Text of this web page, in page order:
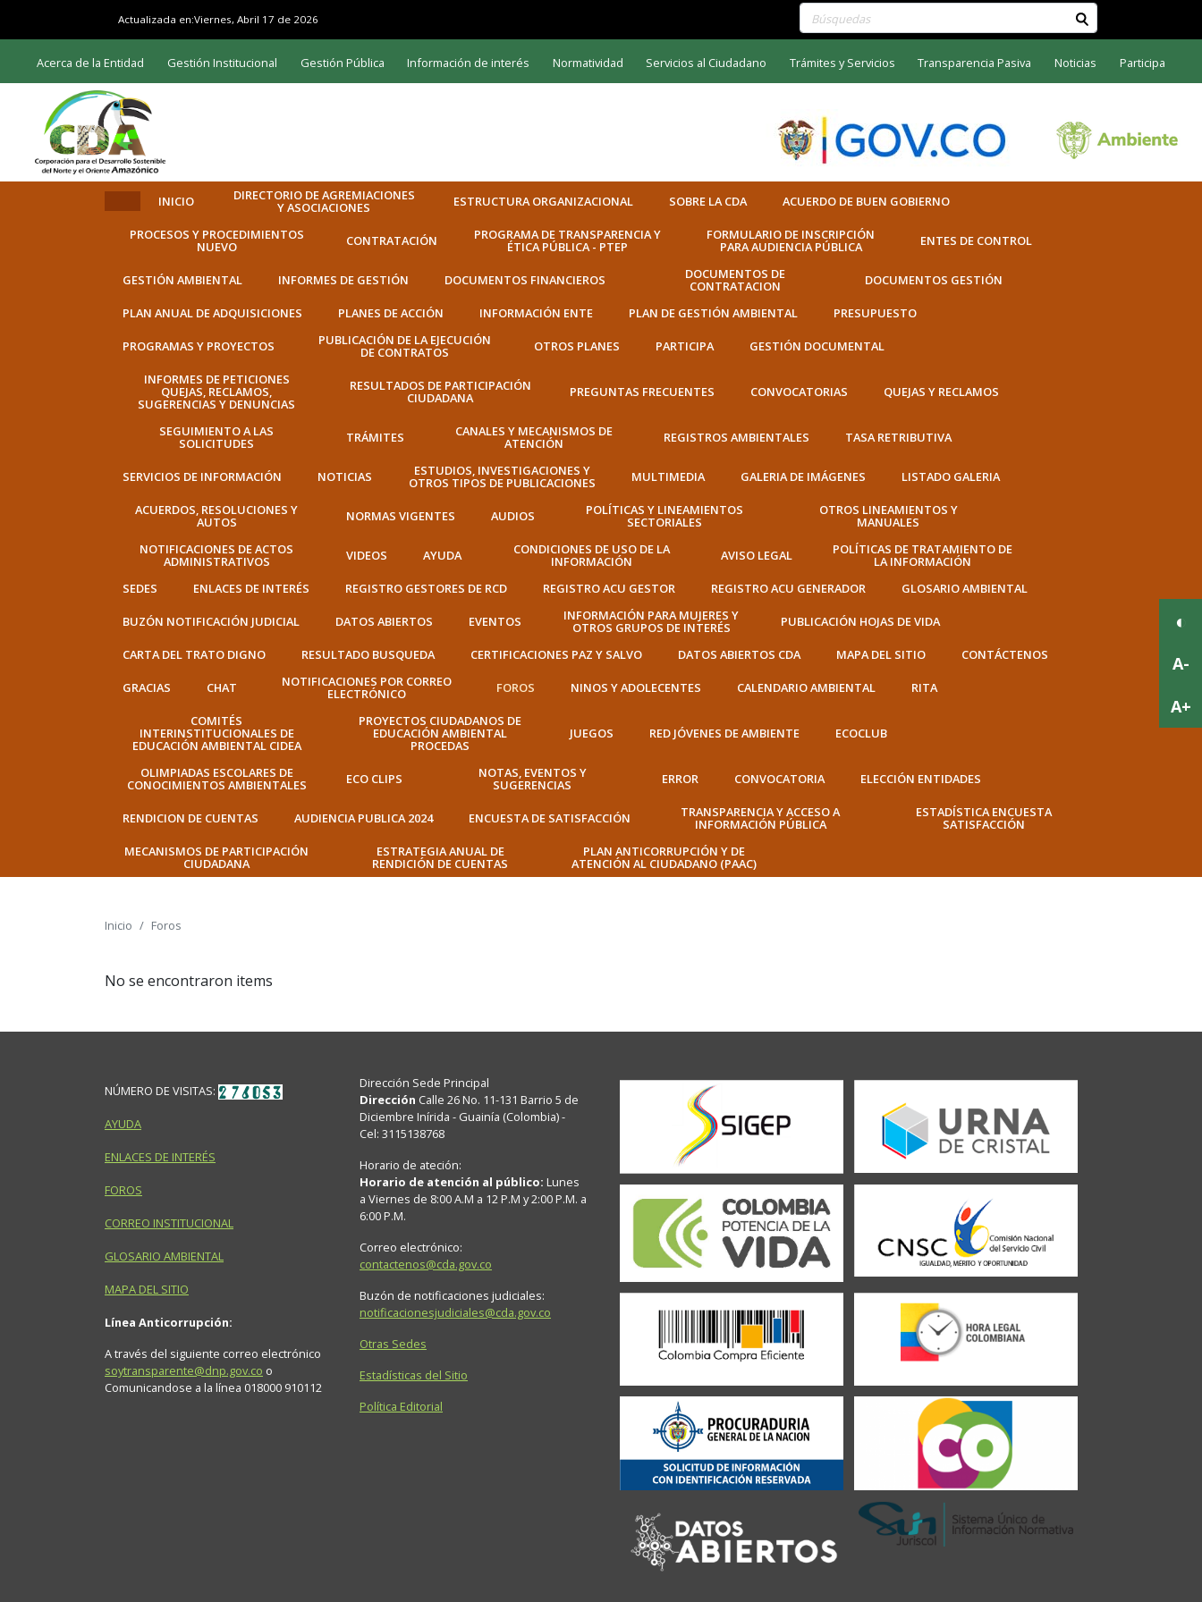
Actualizada en:Viernes, Abril 17 de 2026 Buscar contenido en el sitio
Acerca de la Entidad Gestión Institucional Gestión Pública Información de interés Normatividad Servicios al Ciudadano Trámites y Servicios Transparencia Pasiva Noticias Participa
INICIO DIRECTORIO DE AGREMIACIONES
Y ASOCIACIONES ESTRUCTURA ORGANIZACIONAL SOBRE LA CDA ACUERDO DE BUEN GOBIERNO
PROCESOS Y PROCEDIMIENTOS
NUEVO CONTRATACIÓN PROGRAMA DE TRANSPARENCIA Y
ÉTICA PÚBLICA - PTEP
FORMULARIO DE INSCRIPCIÓN
PARA AUDIENCIA PÚBLICA ENTES DE CONTROL
GESTIÓN AMBIENTAL INFORMES DE GESTIÓN DOCUMENTOS FINANCIEROS DOCUMENTOS DE
CONTRATACION DOCUMENTOS GESTIÓN
PLAN ANUAL DE ADQUISICIONES PLANES DE ACCIÓN INFORMACIÓN ENTE PLAN DE GESTIÓN AMBIENTAL PRESUPUESTO
PROGRAMAS Y PROYECTOS PUBLICACIÓN DE LA EJECUCIÓN
DE CONTRATOS OTROS PLANES PARTICIPA GESTIÓN DOCUMENTAL
INFORMES DE PETICIONES
QUEJAS, RECLAMOS,
SUGERENCIAS Y DENUNCIAS
RESULTADOS DE PARTICIPACIÓN
CIUDADANA PREGUNTAS FRECUENTES CONVOCATORIAS QUEJAS Y RECLAMOS
SEGUIMIENTO A LAS
SOLICITUDES TRÁMITES CANALES Y MECANISMOS DE
ATENCIÓN REGISTROS AMBIENTALES TASA RETRIBUTIVA
SERVICIOS DE INFORMACIÓN NOTICIAS ESTUDIOS, INVESTIGACIONES Y
OTROS TIPOS DE PUBLICACIONES MULTIMEDIA GALERIA DE IMÁGENES LISTADO GALERIA
ACUERDOS, RESOLUCIONES Y
AUTOS NORMAS VIGENTES AUDIOS POLÍTICAS Y LINEAMIENTOS
SECTORIALES
OTROS LINEAMIENTOS Y
MANUALES
NOTIFICACIONES DE ACTOS
ADMINISTRATIVOS VIDEOS AYUDA CONDICIONES DE USO DE LA
INFORMACIÓN AVISO LEGAL POLÍTICAS DE TRATAMIENTO DE
LA INFORMACIÓN
SEDES
ENLACES DE INTERÉS REGISTRO GESTORES DE RCD REGISTRO ACU GESTOR REGISTRO ACU GENERADOR GLOSARIO AMBIENTAL
BUZÓN NOTIFICACIÓN JUDICIAL DATOS ABIERTOS EVENTOS INFORMACIÓN PARA MUJERES Y
OTROS GRUPOS DE INTERÉS PUBLICACIÓN HOJAS DE VIDA
CARTA DEL TRATO DIGNO RESULTADO BUSQUEDA CERTIFICACIONES PAZ Y SALVO DATOS ABIERTOS CDA MAPA DEL SITIO CONTÁCTENOS
GRACIAS CHAT NOTIFICACIONES POR CORREO
ELECTRÓNICO FOROS NINOS Y ADOLECENTES CALENDARIO AMBIENTAL RITA
COMITÉS
INTERINSTITUCIONALES DE
EDUCACIÓN AMBIENTAL CIDEA
PROYECTOS CIUDADANOS DE
EDUCACIÓN AMBIENTAL
PROCEDAS
JUEGOS RED JÓVENES DE AMBIENTE ECOCLUB
OLIMPIADAS ESCOLARES DE
CONOCIMIENTOS AMBIENTALES ECO CLIPS NOTAS, EVENTOS Y
SUGERENCIAS ERROR CONVOCATORIA ELECCIÓN ENTIDADES
RENDICION DE CUENTAS AUDIENCIA PUBLICA 2024 ENCUESTA DE SATISFACCIÓN TRANSPARENCIA Y ACCESO A
INFORMACIÓN PÚBLICA
ESTADÍSTICA ENCUESTA
SATISFACCIÓN
MECANISMOS DE PARTICIPACIÓN
CIUDADANA
ESTRATEGIA ANUAL DE
RENDICIÓN DE CUENTAS
PLAN ANTICORRUPCIÓN Y DE
ATENCIÓN AL CIUDADANO (PAAC)
Inicio Foros
No se encontraron items
NÚMERO DE VISITAS:
AYUDA
ENLACES DE INTERÉS
FOROS
CORREO INSTITUCIONAL
GLOSARIO AMBIENTAL
MAPA DEL SITIO
Línea Anticorrupción:
A través del siguiente correo electrónico
soytransparente@dnp.gov.co o
Comunicandose a la línea 018000 910112
Dirección Sede Principal
Dirección Calle 26 No. 11-131 Barrio 5 de
Diciembre Inírida - Guainía (Colombia) -
Cel: 3115138768
Horario de ateción:
Horario de atención al público: Lunes
a Viernes de 8:00 A.M a 12 P.M y 2:00 P.M. a
6:00 P.M.
Correo electrónico:
contactenos@cda.gov.co
Buzón de notificaciones judiciales:
notificacionesjudiciales@cda.gov.co
Otras Sedes
Estadísticas del Sitio
Política Editorial